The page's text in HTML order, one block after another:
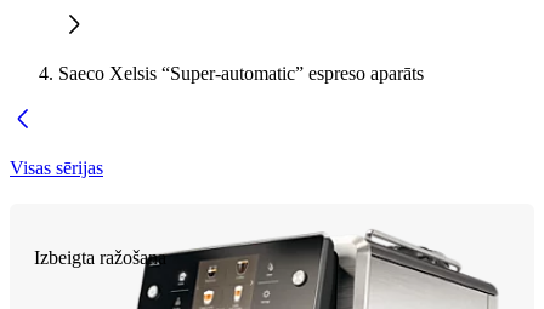
Saeco Xelsis “Super-automatic” espreso aparāts
Visas sērijas
Izbeigta ražošana